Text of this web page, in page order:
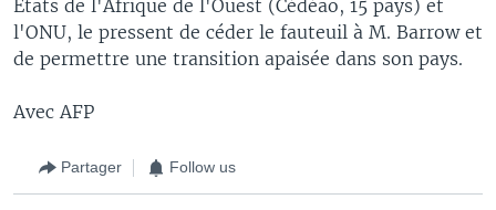
Etats de l'Afrique de l'Ouest (Cédéao, 15 pays) et
l'ONU, le pressent de céder le fauteuil à M. Barrow et
de permettre une transition apaisée dans son pays.
Avec AFP
Partager Follow us